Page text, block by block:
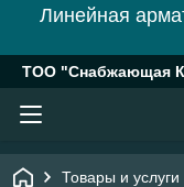
Линейная
ТОО "Снабжающая
Товары и услуги